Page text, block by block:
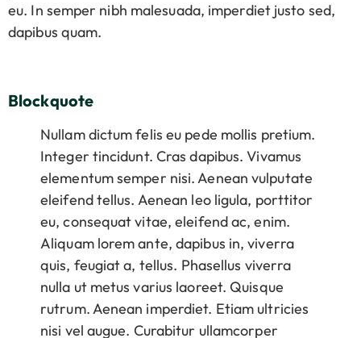
eu. In semper nibh malesuada, imperdiet justo sed,
dapibus quam.
Blockquote
Nullam dictum felis eu pede mollis pretium.
Integer tincidunt. Cras dapibus. Vivamus
elementum semper nisi. Aenean vulputate
eleifend tellus. Aenean leo ligula, porttitor
eu, consequat vitae, eleifend ac, enim.
Aliquam lorem ante, dapibus in, viverra
quis, feugiat a, tellus. Phasellus viverra
nulla ut metus varius laoreet. Quisque
rutrum. Aenean imperdiet. Etiam ultricies
nisi vel augue. Curabitur ullamcorper